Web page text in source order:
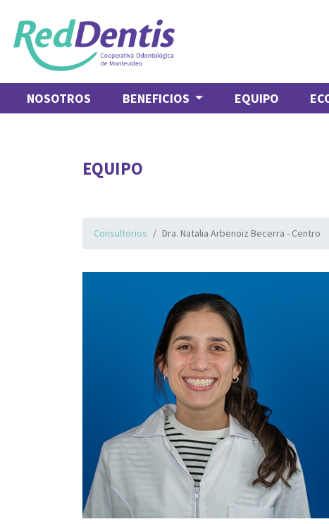
NOSOTROS BENEFICIOS EQUIPO
EQUIPO
Consultorios Dra. Natalia Arbenoiz Becerra - Centro